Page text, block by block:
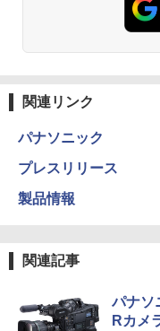
関連リンク
パナソニック
プレスリリース
製品情報
関連記事
パナソ
Rカメ